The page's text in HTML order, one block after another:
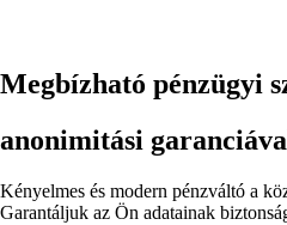
Megbízható pénzügyi
anonimitási
Kényelmes és modern pénzváltó a
Garantáljuk az Ön adatainak